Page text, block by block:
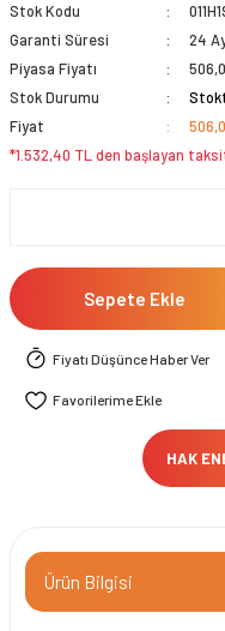
Stok Kodu
Garanti Süresi
24
Piyasa Fiyatı
Stok Durumu
Fiyat
*1.532,40 TL den başlayan
Sepete Ekle
Fiyatı Düşünce Haber Ver
HAK
Ürün Bilgisi